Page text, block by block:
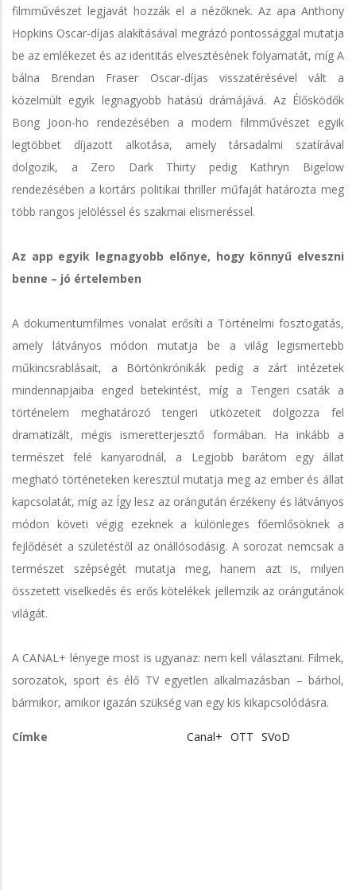
filmművészet legjavát hozzák el a nézőknek. Az apa Anthony
Hopkins Oscar-díjas alakításával megrázó pontossággal mutatja
be az emlékezet és az identitás elvesztésének folyamatát, míg A
bálna Brendan Fraser Oscar-díjas visszatérésével vált a
közelmúlt egyik legnagyobb hatású drámájává. Az Élősködők
Bong Joon-ho rendezésében a modern filmművészet egyik
legtöbbet díjazott alkotása, amely társadalmi szatírával
dolgozik, a Zero Dark Thirty pedig Kathryn Bigelow
rendezésében a kortárs politikai thriller műfaját határozta meg
több rangos jelöléssel és szakmai elismeréssel.
Az app egyik legnagyobb előnye, hogy könnyű elveszni
benne – jó értelemben
A dokumentumfilmes vonalat erősíti a Történelmi fosztogatás,
amely látványos módon mutatja be a világ legismertebb
műkincsrablásait, a Börtönkrónikák pedig a zárt intézetek
mindennapjaiba enged betekintést, míg a Tengeri csaták a
történelem meghatározó tengeri ütközeteit dolgozza fel
dramatizált, mégis ismeretterjesztő formában. Ha inkább a
természet felé kanyarodnál, a Legjobb barátom egy állat
megható történeteken keresztül mutatja meg az ember és állat
kapcsolatát, míg az Így lesz az orángután érzékeny és látványos
módon követi végig ezeknek a különleges főemlősöknek a
fejlődését a születéstől az önállósodásig. A sorozat nemcsak a
természet szépségét mutatja meg, hanem azt is, milyen
összetett viselkedés és erős kötelékek jellemzik az orángutánok
világát.
A CANAL+ lényege most is ugyanaz: nem kell választani. Filmek,
sorozatok, sport és élő TV egyetlen alkalmazásban – bárhol,
bármikor, amikor igazán szükség van egy kis kikapcsolódásra.
Címke Canal+ OTT SVoD